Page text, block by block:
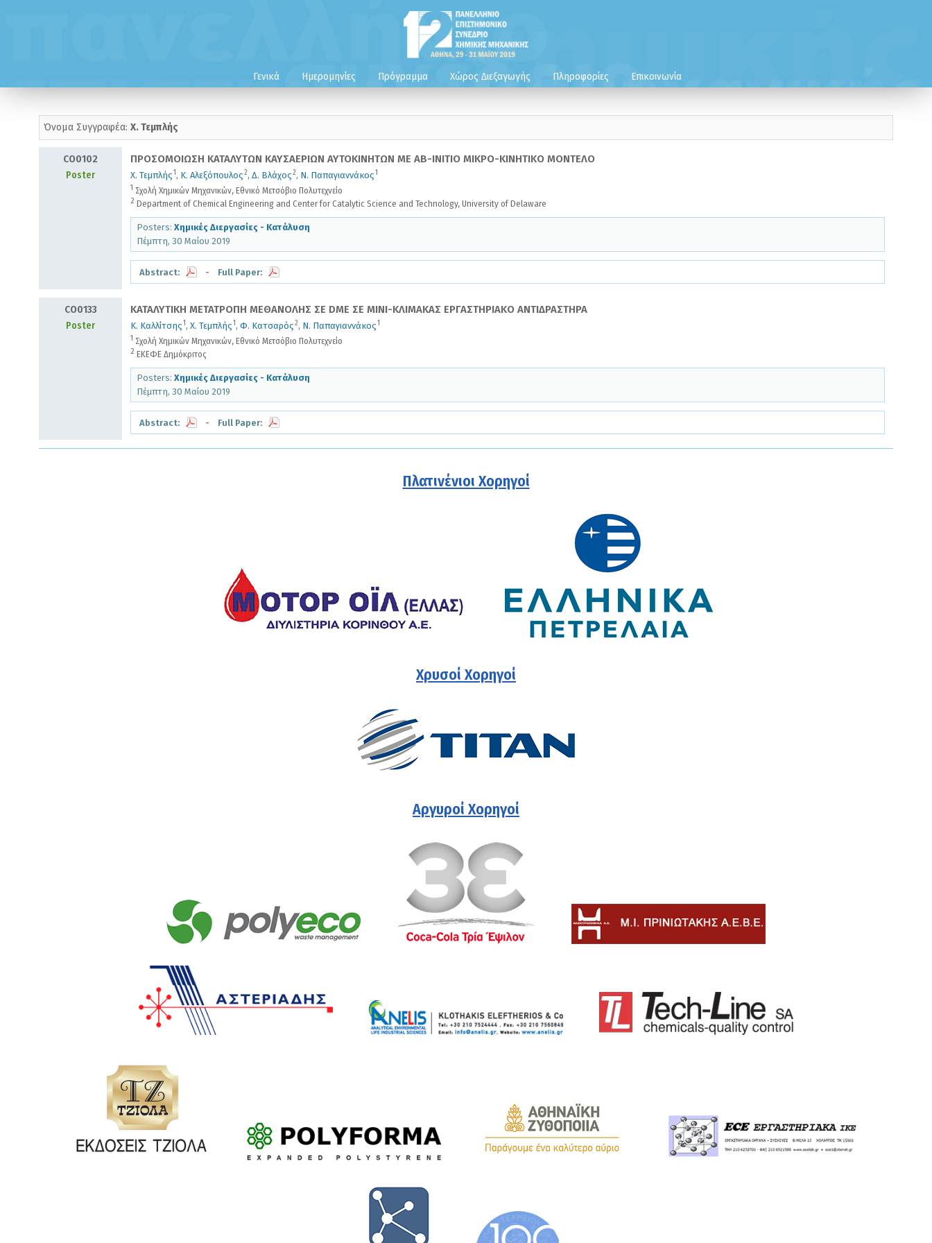
Γενικά Ημερομηνίες Πρόγραμμα Χώρος Διεξαγωγής Πληροφορίες Επικοινωνία
Όνομα Συγγραφέα: Χ. Τεμπλής
CO0102
Poster
ΠΡΟΣΟΜΟΙΩΣΗ ΚΑΤΑΛΥΤΩΝ ΚΑΥΣΑΕΡΙΩΝ ΑΥΤΟΚΙΝΗΤΩΝ ΜΕ AB-INITIO ΜΙΚΡΟ-ΚΙΝΗΤΙΚΟ ΜΟΝΤΕΛΟ
Χ. Τεμπλής1 , Κ. Αλεξόπουλος2, Δ. Βλάχος2, Ν. Παπαγιαννάκος1
1 Σχολή Χημικών Μηχανικών, Εθνικό Μετσόβιο Πολυτεχνείο
2 Department of Chemical Engineering and Center for Catalytic Science and Technology, University of Delaware
Posters: Χημικές Διεργασίες - Κατάλυση
Πέμπτη, 30 Μαίου 2019
Abstract: - Full Paper:
CO0133
Poster
ΚΑΤΑΛΥΤΙΚΗ ΜΕΤΑΤΡΟΠΗ ΜΕΘΑΝΟΛΗΣ ΣΕ DME ΣΕ ΜΙΝΙ-ΚΛΙΜΑΚΑΣ ΕΡΓΑΣΤΗΡΙΑΚΟ ΑΝΤΙΔΡΑΣΤΗΡΑ
Κ. Καλλίτσης1 , Χ. Τεμπλής1 , Φ. Κατσαρός2, Ν. Παπαγιαννάκος1
1 Σχολή Χημικών Μηχανικών, Εθνικό Μετσόβιο Πολυτεχνείο
2 ΕΚΕΦΕ Δημόκριτος
Posters: Χημικές Διεργασίες - Κατάλυση
Πέμπτη, 30 Μαίου 2019
Abstract: - Full Paper:
Πλατινένιοι Χορηγοί
Χρυσοί Χορηγοί
Αργυροί Χορηγοί